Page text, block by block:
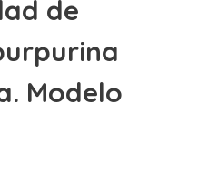
de
Modelo